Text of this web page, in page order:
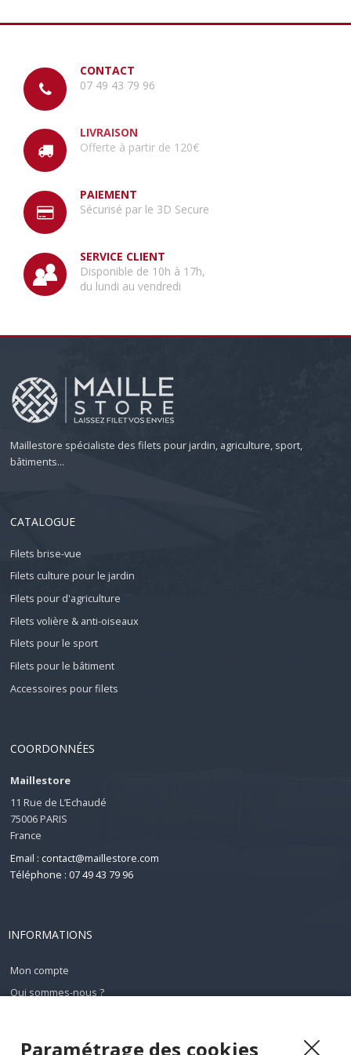
CONTACT
07 49 43 79 96
LIVRAISON
Offerte à partir de 120€
PAIEMENT
Sécurisé par le 3D Secure
SERVICE CLIENT
Disponible de 10h à 17h,
du lundi au vendredi
Maillestore spécialiste des filets pour jardin, agriculture, sport,
bâtiments...
CATALOGUE
Filets brise-vue
Filets culture pour le jardin
Filets pour d'agriculture
Filets volière & anti-oiseaux
Filets pour le sport
Filets pour le bâtiment
Accessoires pour filets
COORDONNÉES
Maillestore
11 Rue de L’Echaudé
75006 PARIS
France
Email : contact@maillestore.com
Téléphone : 07 49 43 79 96
INFORMATIONS
Mon compte
Qui sommes-nous ?
Paramétrage des cookies